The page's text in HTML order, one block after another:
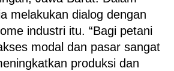
melakukan dialog dengan
industri itu. “Bagi petani
modal dan pasar sangat
produksi dan